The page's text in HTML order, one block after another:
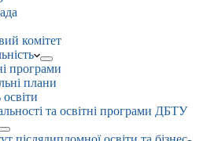
комітет
програми
плани
освіти
та освітні програми ДБТУ